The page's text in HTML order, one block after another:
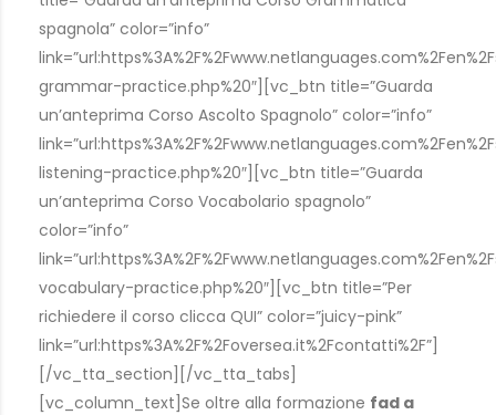
spagnola” color=”info”
grammar-practice.php%20″][vc_btn title=”Guarda
un’anteprima Corso Ascolto Spagnolo” color=”info”
listening-practice.php%20″][vc_btn title=”Guarda
un’anteprima Corso Vocabolario spagnolo”
color=”info”
vocabulary-practice.php%20″][vc_btn title=”Per
richiedere il corso clicca QUI” color=”juicy-pink”
link=”url:https%3A%2F%2Foversea.it%2Fcontatti%2F”]
[/vc_tta_section][/vc_tta_tabs]
[vc_column_text]Se oltre alla formazione fad a